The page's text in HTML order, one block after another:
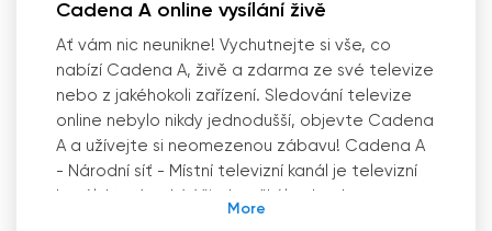
Cadena A online vysílání živě
Ať vám nic neunikne! Vychutnejte si vše, co
nabízí Cadena A, živě a zdarma ze své televize
nebo z jakéhokoli zařízení. Sledování televize
online nebylo nikdy jednodušší, objevte Cadena
A a užívejte si neomezenou zábavu! Cadena A
- Národní síť - Místní televizní kanál je televizní